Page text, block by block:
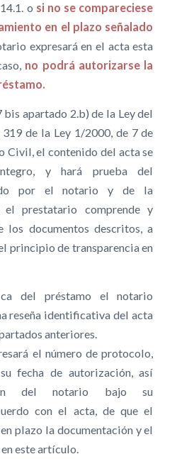
o si no se compareciese
en el plazo señalado
expresará en el acta esta
no podrá autorizarse la
apartado 2.b) de la Ley del
de la Ley 1/2000, de 7 de
Civil, el contenido del acta se
y hará prueba del
por el notario y de la
el prestatario comprende y
los documentos descritos, a
principio de transparencia en
del préstamo el notario
reseña identificativa del acta
anteriores.
el número de protocolo,
fecha de autorización, así
del notario bajo su
con el acta, de que el
plazo la documentación y el
este artículo.